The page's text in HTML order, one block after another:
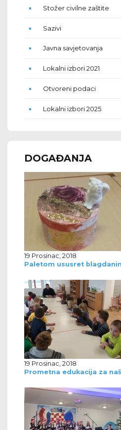
Stožer civilne zaštite
Sazivi
Javna savjetovanja
Lokalni izbori 2021
Otvoreni podaci
Lokalni izbori 2025
DOGAĐANJA
19 Prosinac, 2018
Paletom ususret
19 Prosinac, 2018
Prometna edukacija za